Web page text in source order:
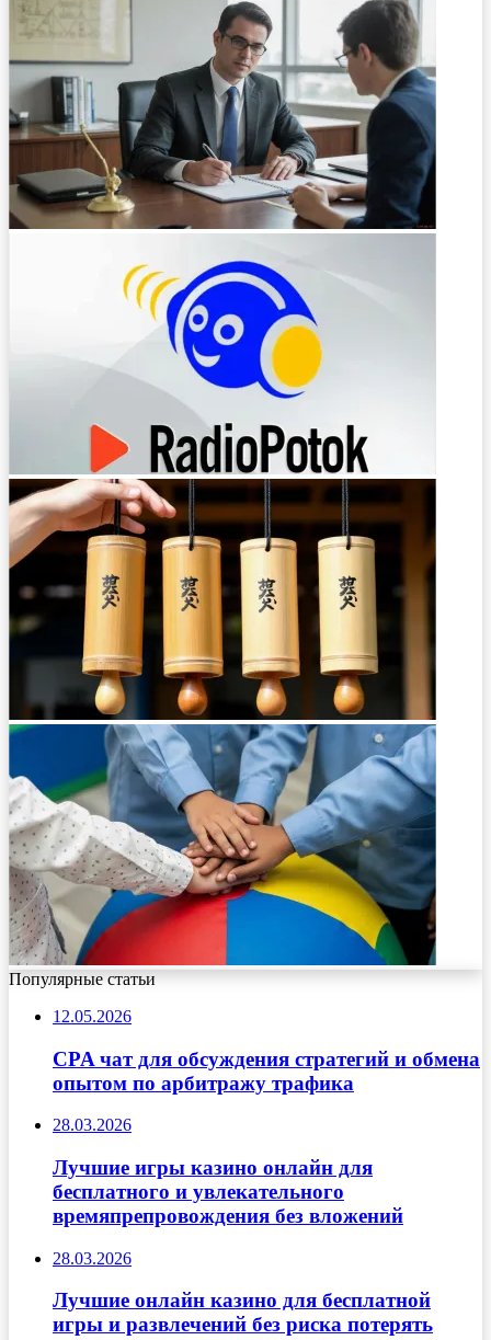
Популярные статьи
12.05.2026
CPA чат для обсуждения стратегий и обмена
опытом по арбитражу трафика
28.03.2026
Лучшие игры казино онлайн для
бесплатного и увлекательного
времяпрепровождения без вложений
28.03.2026
Лучшие онлайн казино для бесплатной
игры и развлечений без риска потерять